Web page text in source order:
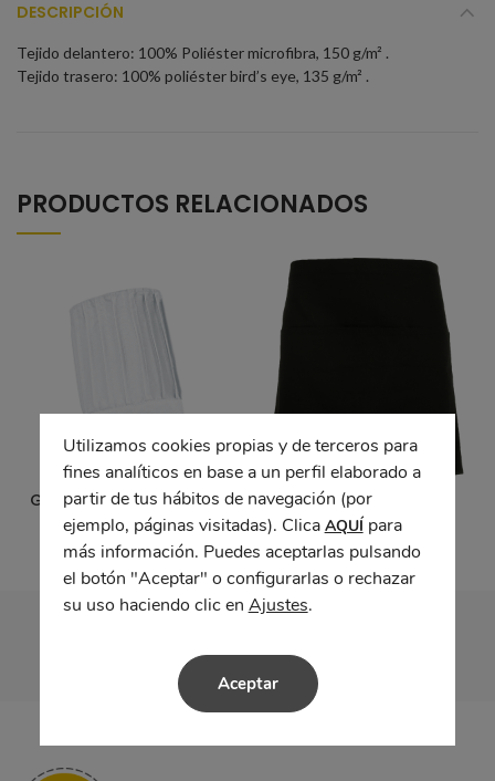
DESCRIPCIÓN
Tejido delantero: 100% Poliéster microfibra, 150 g/m² .
Tejido trasero: 100% poliéster bird’s eye, 135 g/m² .
PRODUCTOS RELACIONADOS
Gorro cocinero CORDON Delantal CLASSIC
Utilizamos cookies propias y de terceros para
fines analíticos en base a un perfil elaborado a
partir de tus hábitos de navegación (por
ejemplo, páginas visitadas). Clica AQUÍpara
más información. Puedes aceptarlas pulsando
el botón "Aceptar" o configurarlas o rechazar
su uso haciendo clic en Ajustes.
Aceptar